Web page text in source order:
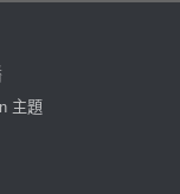
主題